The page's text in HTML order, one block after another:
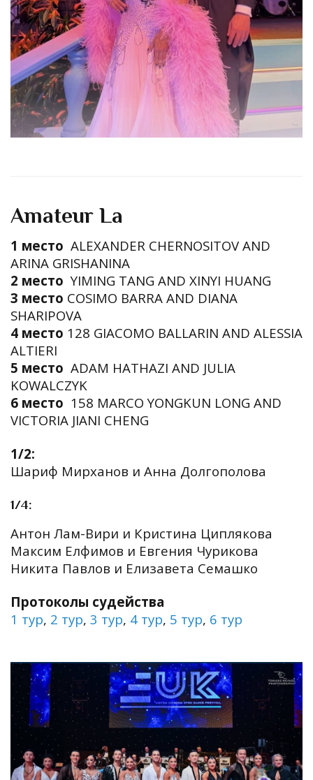
Amateur La
1 место ALEXANDER CHERNOSITOV AND
ARINA GRISHANINA
2 место YIMING TANG AND XINYI HUANG
3 место COSIMO BARRA AND DIANA
SHARIPOVA
4 место 128 GIACOMO BALLARIN AND ALESSIA
ALTIERI
5 место ADAM HATHAZI AND JULIA
KOWALCZYK
6 место 158 MARCO YONGKUN LONG AND
VICTORIA JIANI CHENG
1/2:
Шариф Мирханов и Анна Долгополова
1/4:
Антон Лам-Вири и Кристина Циплякова
Максим Елфимов и Евгения Чурикова
Никита Павлов и Елизавета Семашко
Протоколы судейства
1 тур, 2 тур, 3 тур, 4 тур, 5 тур, 6 тур